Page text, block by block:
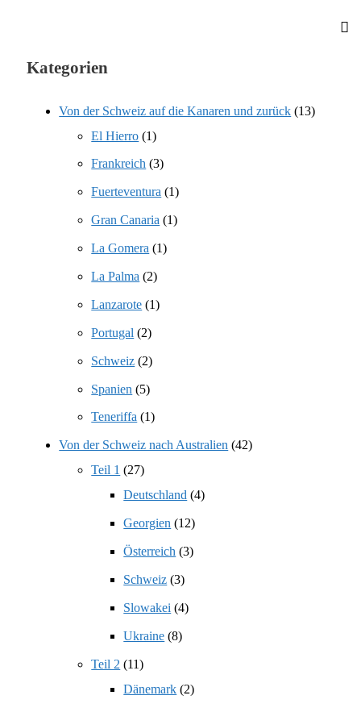
Kategorien
Von der Schweiz auf die Kanaren und zurück (13)
El Hierro (1)
Frankreich (3)
Fuerteventura (1)
Gran Canaria (1)
La Gomera (1)
La Palma (2)
Lanzarote (1)
Portugal (2)
Schweiz (2)
Spanien (5)
Teneriffa (1)
Von der Schweiz nach Australien (42)
Teil 1 (27)
Deutschland (4)
Georgien (12)
Österreich (3)
Schweiz (3)
Slowakei (4)
Ukraine (8)
Teil 2 (11)
Dänemark (2)